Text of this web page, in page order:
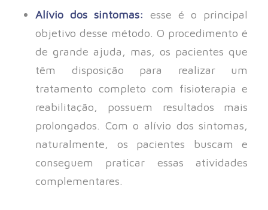
Alívio dos sintomas: esse é o principal
objetivo desse método. O procedimento é
de grande ajuda, mas, os pacientes que
têm disposição para realizar um
tratamento completo com fisioterapia e
reabilitação, possuem resultados mais
prolongados. Com o alívio dos sintomas,
naturalmente, os pacientes buscam e
conseguem praticar essas atividades
complementares.